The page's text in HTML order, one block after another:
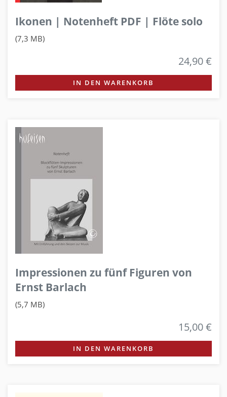
Ikonen | Notenheft PDF | Flöte solo
(7,3 MB)
24,90 €
IN DEN WARENKORB
Impressionen zu fünf Figuren von
Ernst Barlach
(5,7 MB)
15,00 €
IN DEN WARENKORB